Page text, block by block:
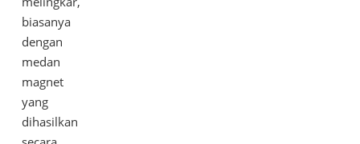
biasanya
dengan
medan
magnet
yang
dihasilkan